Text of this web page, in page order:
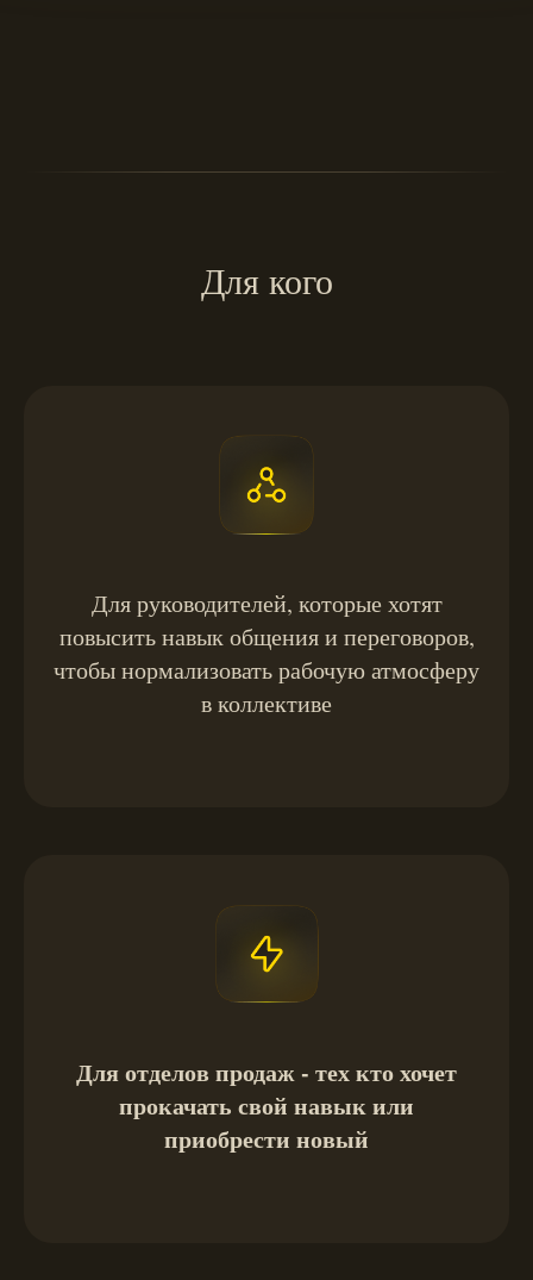
Для кого
Для руководителей, которые хотят
повысить навык общения и переговоров,
чтобы нормализовать рабочую атмосферу
в коллективе
Для отделов продаж - тех кто хочет
прокачать свой навык или
приобрести новый